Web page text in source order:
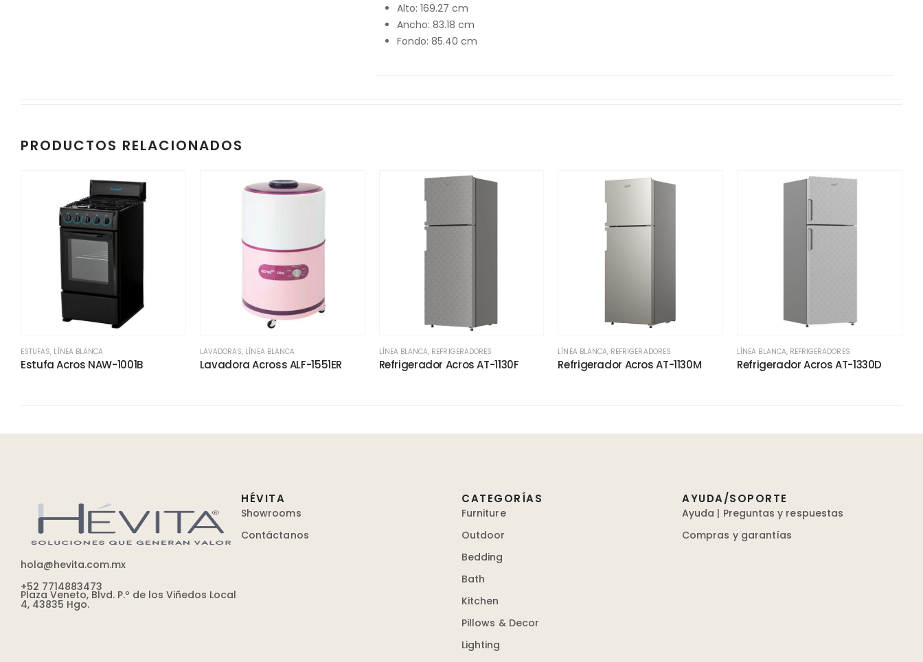
Alto: 169.27 cm
Ancho: 83.18 cm
Fondo: 85.40 cm
PRODUCTOS RELACIONADOS
ESTUFAS, LÍNEA BLANCA
Estufa Acros NAW-1001B
LAVADORAS, LÍNEA BLANCA
Lavadora Across ALF-1551ER
LÍNEA BLANCA, REFRIGERADORES
Refrigerador Acros AT-1130F
LÍNEA BLANCA, REFRIGERADORES
Refrigerador Acros AT-1130M
LÍNEA BLANCA, REFRIGERADORES
Refrigerador Acros AT-1330D
hola@hevita.com.mx
+52 7714883473
Plaza Veneto, Blvd. P.º de los Viñedos Local
4, 43835 Hgo.
HÉVITA
Showrooms
Contáctanos
CATEGORÍAS
Furniture
Outdoor
Bedding
Bath
Kitchen
Pillows & Decor
Lighting
AYUDA/SOPORTE
Ayuda | Preguntas y respuestas
Compras y garantías